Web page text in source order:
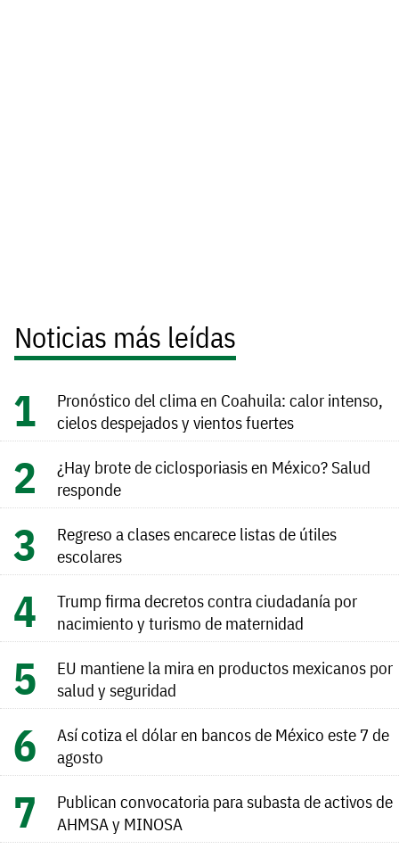
Noticias más leídas
Pronóstico del clima en Coahuila: calor intenso,
cielos despejados y vientos fuertes
¿Hay brote de ciclosporiasis en México? Salud
responde
Regreso a clases encarece listas de útiles
escolares
Trump firma decretos contra ciudadanía por
nacimiento y turismo de maternidad
EU mantiene la mira en productos mexicanos por
salud y seguridad
Así cotiza el dólar en bancos de México este 7 de
agosto
Publican convocatoria para subasta de activos de
AHMSA y MINOSA